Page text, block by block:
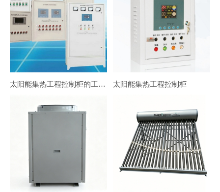
太阳能集热工程控制柜的工作原理是什么 太阳能集热工程控制柜